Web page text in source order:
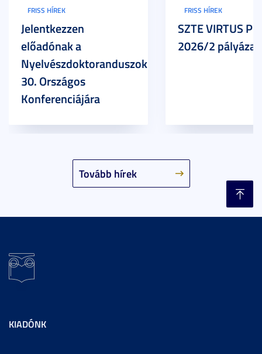
Tovább hírek
FRISS HÍREK
Jelentkezzen
előadónak a
Nyelvészdoktoranduszok
30. Országos
Konferenciájára
FRISS HÍREK
SZTE VIRTUS
2026/2
KIADÓNK